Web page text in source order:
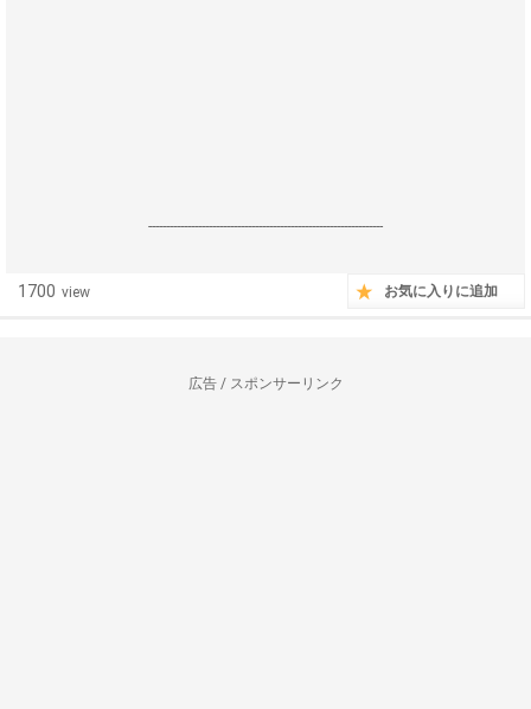
------------------------------------------------------------------
1700 view お気に入りに追加
広告 / スポンサーリンク